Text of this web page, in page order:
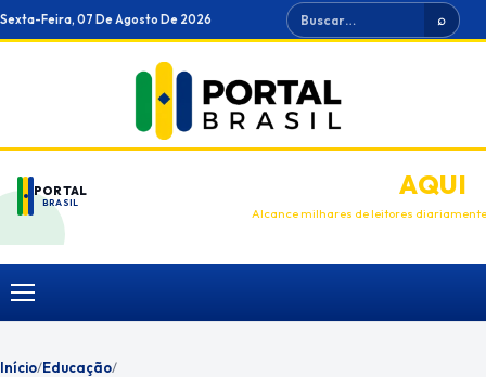
Ir
para
Sexta-Feira, 07 De Agosto De 2026 Buscar ⌕
PORTAL
BRASIL
ANUNCIEAQUI
Alcance milhares de leitores diariamente
Menu
Início/Educação/